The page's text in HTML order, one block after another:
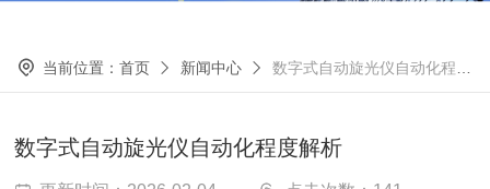
当前位置： 首页 新闻中心 数字式自动旋光仪自动化程度解析
数字式自动旋光仪自动化程度解析